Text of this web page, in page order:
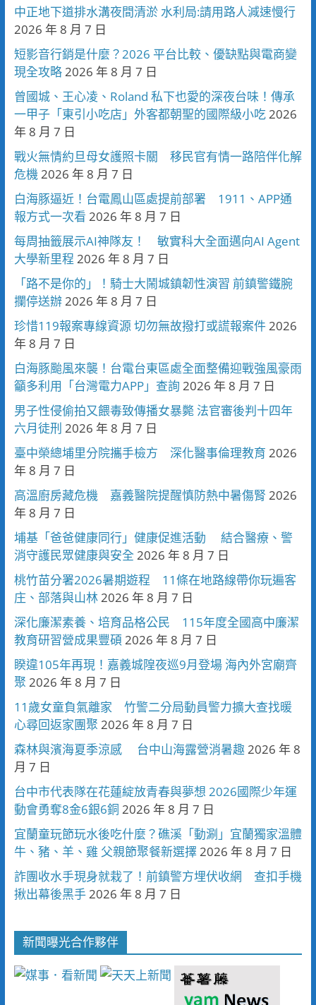
中正地下道排水溝夜間清淤 水利局:請用路人減速慢行
2026 年 8 月 7 日
短影音行銷是什麼？2026 平台比較、優缺點與電商變
現全攻略 2026 年 8 月 7 日
曾國城、王心凌、Roland 私下也愛的深夜台味！傳承
一甲子「東引小吃店」外客都朝聖的國際級小吃 2026
年 8 月 7 日
戰火無情約旦母女護照卡關 移民官有情一路陪伴化解
危機 2026 年 8 月 7 日
白海豚逼近！台電鳳山區處提前部署 1911、APP通
報方式一次看 2026 年 8 月 7 日
每周抽籤展示AI神隊友！ 敏實科大全面邁向AI Agent
大學新里程 2026 年 8 月 7 日
「路不是你的」！騎士大鬧城鎮韌性演習 前鎮警鐵腕
攔停送辦 2026 年 8 月 7 日
珍惜119報案專線資源 切勿無故撥打或謊報案件 2026
年 8 月 7 日
白海豚颱風來襲！台電台東區處全面整備迎戰強風豪雨
籲多利用「台灣電力APP」查詢 2026 年 8 月 7 日
男子性侵偷拍又餵毒致傳播女暴斃 法官審後判十四年
六月徒刑 2026 年 8 月 7 日
臺中榮總埔里分院攜手檢方 深化醫事倫理教育 2026
年 8 月 7 日
高溫廚房藏危機 嘉義醫院提醒慎防熱中暑傷腎 2026
年 8 月 7 日
埔基「爸爸健康同行」健康促進活動 結合醫療、警
消守護民眾健康與安全 2026 年 8 月 7 日
桃竹苗分署2026暑期遊程 11條在地路線帶你玩遍客
庄、部落與山林 2026 年 8 月 7 日
深化廉潔素養、培育品格公民 115年度全國高中廉潔
教育研習營成果豐碩 2026 年 8 月 7 日
睽違105年再現！嘉義城隍夜巡9月登場 海內外宮廟齊
聚 2026 年 8 月 7 日
11歲女童負氣離家 竹警二分局動員警力擴大查找暖
心尋回返家團聚 2026 年 8 月 7 日
森林與濱海夏季涼感 台中山海露營消暑趣 2026 年 8
月 7 日
台中市代表隊在花蓮綻放青春與夢想 2026國際少年運
動會勇奪8金6銀6銅 2026 年 8 月 7 日
宜蘭童玩節玩水後吃什麼？礁溪「動涮」宜蘭獨家溫體
牛、豬、羊、雞 父親節聚餐新選擇 2026 年 8 月 7 日
詐團收水手現身就栽了！前鎮警方埋伏收網 查扣手機
揪出幕後黑手 2026 年 8 月 7 日
新聞曝光合作夥伴